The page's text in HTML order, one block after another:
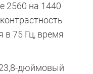
2560 на 1440
в 75 Гц, время
дюймовый